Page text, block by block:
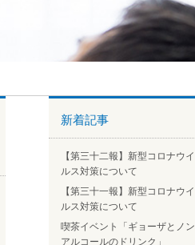
新着記事
【第三十二報】新型コロナウイ
ルス対策について
【第三十一報】新型コロナウイ
ルス対策について
喫茶イベント「ギョーザとノン
アルコールのドリンク」